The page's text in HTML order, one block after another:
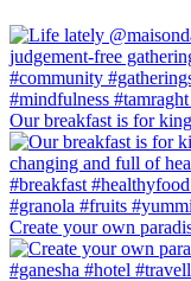
Our breakfast is for
Create your own